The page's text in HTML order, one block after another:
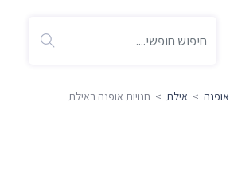
אופנה > אילת > חנויות אופנה באילת